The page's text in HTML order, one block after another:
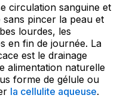
circulation sanguine et
sans pincer la peau et
lourdes, les
en fin de journée. La
est le drainage
alimentation naturelle
forme de gélule ou
la cellulite aqueuse.